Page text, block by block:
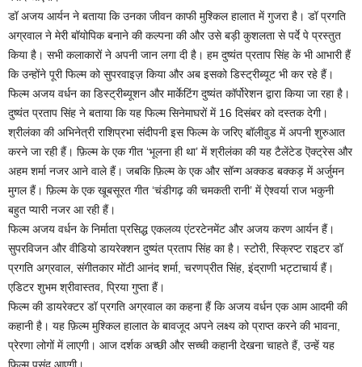
डॉ अजय आर्यन ने बताया कि उनका जीवन काफी मुश्किल हालात में गुजरा है। डॉ प्रगति
अग्रवाल ने मेरी बॉयोपिक बनाने की कल्पना की और उसे बड़ी कुशलता से पर्दे पे प्रस्तुत
किया है। सभी कलाकारों ने अपनी जान लगा दी है। हम दुष्यंत प्रताप सिंह के भी आभारी हैं
कि उन्होंने पूरी फिल्म को सुपरवाइज़ किया और अब इसको डिस्ट्रीब्यूट भी कर रहे हैं।
फिल्म अजय वर्धन का डिस्ट्रीब्यूशन और मार्केटिंग दुष्यंत कॉर्पोरेशन द्वारा किया जा रहा है।
दुष्यंत प्रताप सिंह ने बताया कि यह फिल्म सिनेमाघरों में 16 दिसंबर को दस्तक देगी।
श्रीलंका की अभिनेत्री राशिप्रभा संदीपनी इस फिल्म के जरिए बॉलीवुड में अपनी शुरुआत
करने जा रही हैं। फ़िल्म के एक गीत ‘भूलना ही था’ में श्रीलंका की यह टैलेंटेड ऎक्ट्रेस और
अहम शर्मा नजर आने वाले हैं। जबकि फ़िल्म के एक और सॉन्ग अक्कड बक्कड़ में अर्जुमन
मुगल हैं। फ़िल्म के एक खूबसूरत गीत ‘चंडीगढ़ की चमकती रानी’ में ऐश्वर्या राज भकुनी
बहुत प्यारी नजर आ रही हैं।
फिल्म अजय वर्धन के निर्माता प्रसिद्ध एकलव्य एंटरटेनमेंट और अजय करण आर्यन हैं।
सुपरविजन और वीडियो डायरेक्शन दुष्यंत प्रताप सिंह का है। स्टोरी, स्क्रिप्ट राइटर डॉ
प्रगति अग्रवाल, संगीतकार मोंटी आनंद शर्मा, चरणप्रीत सिंह, इंद्राणी भट्टाचार्य हैं।
एडिटर शुभम श्रीवास्तव, प्रिया गुप्ता हैं।
फिल्म की डायरेक्टर डॉ प्रगति अग्रवाल का कहना हैं कि अजय वर्धन एक आम आदमी की
कहानी है। यह फ़िल्म मुश्किल हालात के बावजूद अपने लक्ष्य को प्राप्त करने की भावना,
प्रेरणा लोगों में लाएगी। आज दर्शक अच्छी और सच्ची कहानी देखना चाहते हैं, उन्हें यह